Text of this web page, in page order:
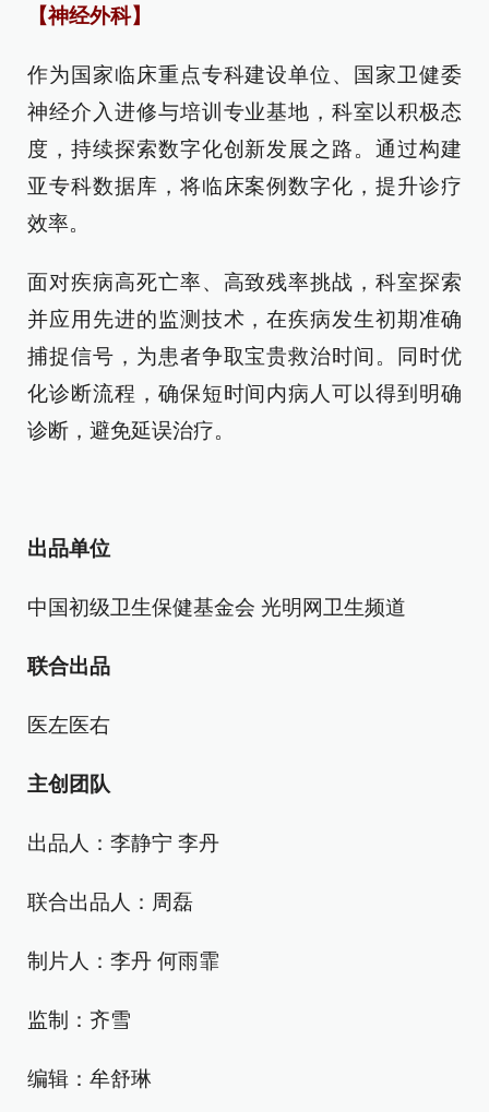
【神经外科】
作为国家临床重点专科建设单位、国家卫健委
神经介入进修与培训专业基地，科室以积极态
度，持续探索数字化创新发展之路。通过构建
亚专科数据库，将临床案例数字化，提升诊疗
效率。
面对疾病高死亡率、高致残率挑战，科室探索
并应用先进的监测技术，在疾病发生初期准确
捕捉信号，为患者争取宝贵救治时间。同时优
化诊断流程，确保短时间内病人可以得到明确
诊断，避免延误治疗。
出品单位
中国初级卫生保健基金会 光明网卫生频道
联合出品
医左医右
主创团队
出品人：李静宁 李丹
联合出品人：周磊
制片人：李丹 何雨霏
监制：齐雪
编辑：牟舒琳